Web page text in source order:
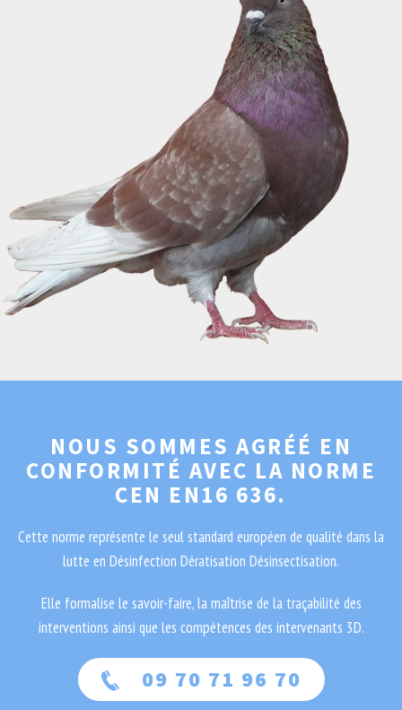
NOUS SOMMES AGRÉÉ EN
CONFORMITÉ AVEC LA NORME
CEN EN16 636.
Cette norme représente le seul standard européen de qualité dans la
lutte en Désinfection Dératisation Désinsectisation.
Elle formalise le savoir-faire, la maîtrise de la traçabilité des
interventions ainsi que les compétences des intervenants 3D.
09 70 71 96 70